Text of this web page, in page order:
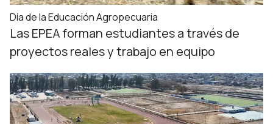
Día de la Educación Agropecuaria
Las EPEA forman estudiantes a través de
proyectos reales y trabajo en equipo